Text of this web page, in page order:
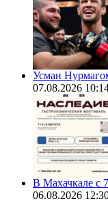
Усман
07.08.2026
В Махачкале с
06.08.2026